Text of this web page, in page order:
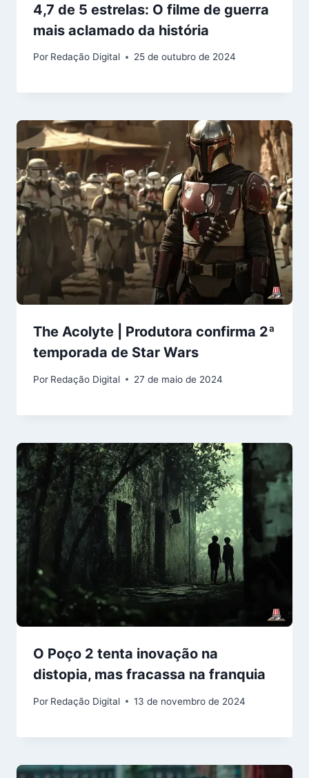
4,7 de 5 estrelas: O filme de guerra
mais aclamado da história
Por Redação Digital 25 de outubro de 2024
The Acolyte | Produtora confirma 2ª
temporada de Star Wars
Por Redação Digital 27 de maio de 2024
O Poço 2 tenta inovação na
distopia, mas fracassa na franquia
Por Redação Digital 13 de novembro de 2024